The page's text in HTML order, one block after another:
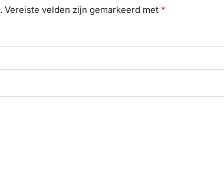
Vereiste velden zijn gemarkeerd met *